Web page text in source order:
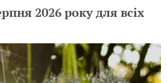
2026 року для всіх